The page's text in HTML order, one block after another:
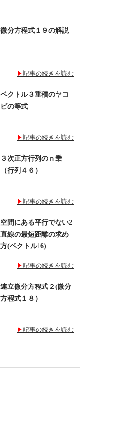
微分方程式１９の解説
記事の続きを読む
ベクトル３重積のヤコ
ビの等式
記事の続きを読む
３次正方行列のｎ乗
（行列４６）
記事の続きを読む
空間にある平行でない2
直線の最短距離の求め
方(ベクトル16)
記事の続きを読む
連立微分方程式２(微分
方程式１８）
記事の続きを読む